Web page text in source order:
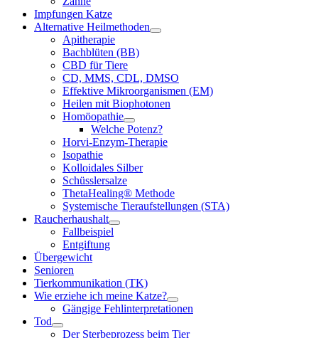
Impfungen Katze
Alternative Heilmethoden
Apitherapie
Bachblüten (BB)
CBD für Tiere
CD, MMS, CDL, DMSO
Effektive Mikroorganismen (EM)
Heilen mit Biophotonen
Homöopathie
Welche Potenz?
Horvi-Enzym-Therapie
Isopathie
Kolloidales Silber
Schüsslersalze
ThetaHealing® Methode
Systemische Tieraufstellungen (STA)
Raucherhaushalt
Fallbeispiel
Entgiftung
Übergewicht
Senioren
Tierkommunikation (TK)
Wie erziehe ich meine Katze?
Gängige Fehlinterpretationen
Tod
Der Sterbeprozess beim Tier